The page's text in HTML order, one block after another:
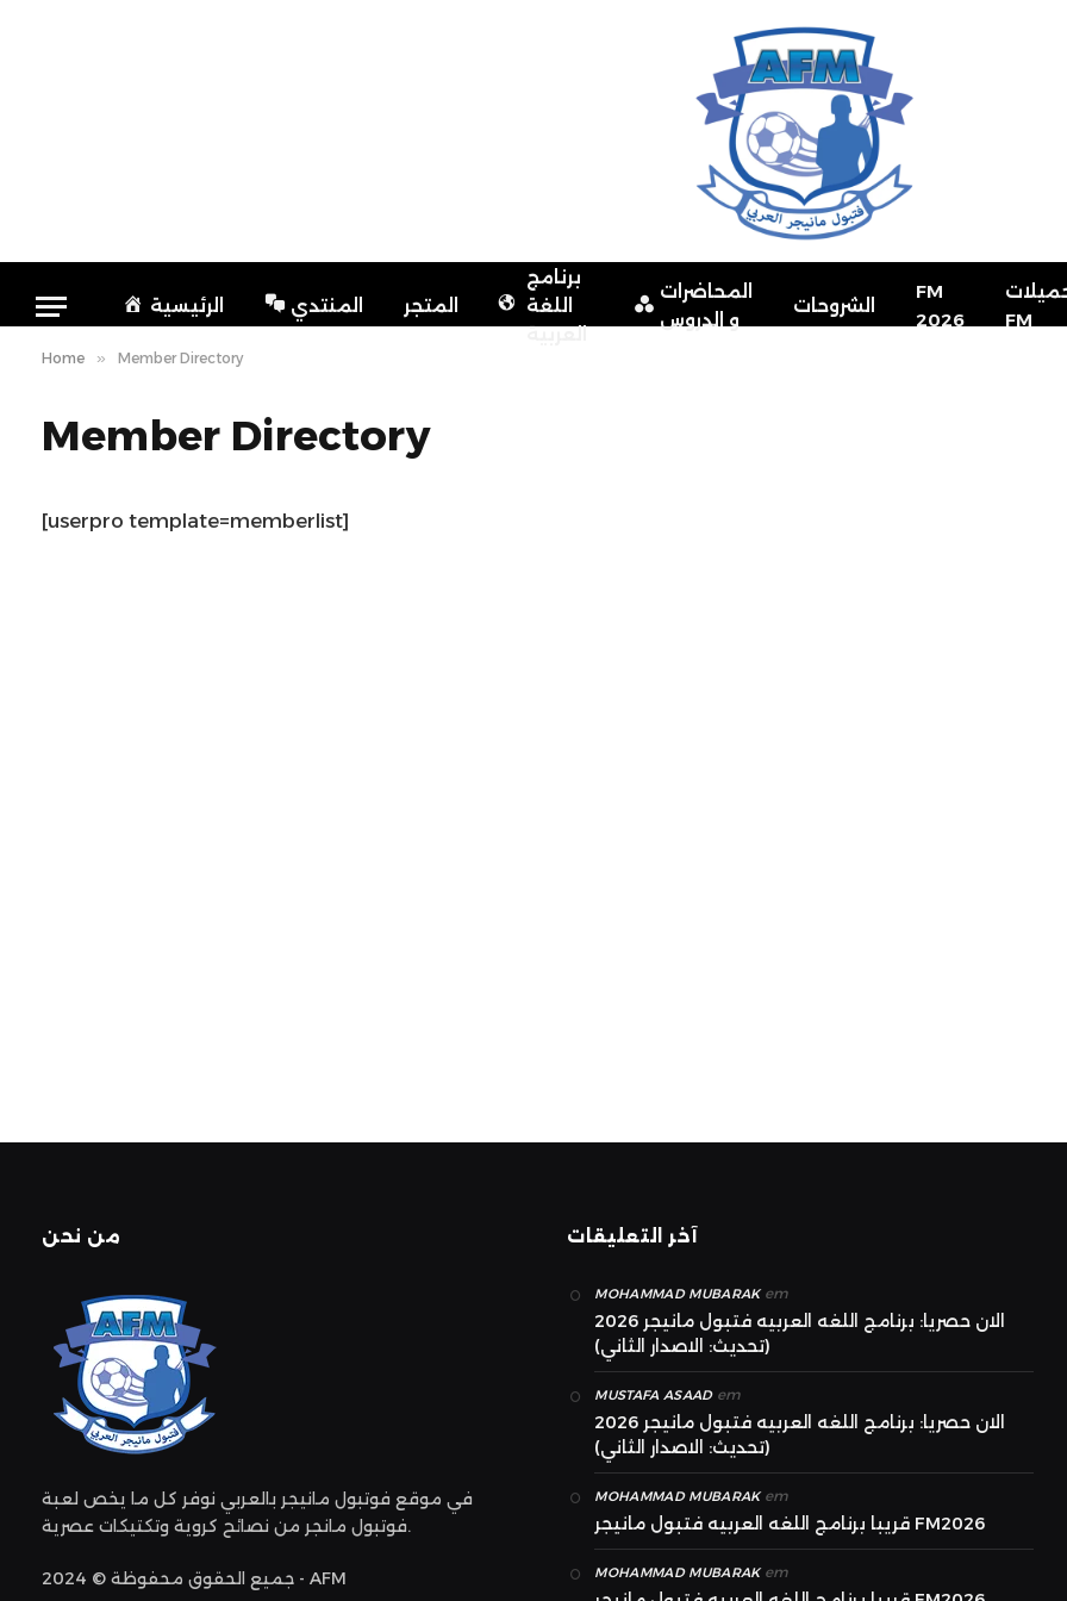
الرئيسية المنتدي المتجر
برنامج
اللغة
العربية
المحاضرات
و الدروس
الشروحات
FM
2026
FM
Home » Member Directory
Member Directory
[userpro template=memberlist]
من نحن
في موقع فوتبول مانيجر بالعربي نوفر كل ما يخص لعبة
فوتبول مانجر من نصائح كروية وتكتيكات عصرية.
جميع الحقوق محفوظة © 2024 - AFM
آخر التعليقات
MOHAMMAD MUBARAKem
الان حصريا: برنامج اللغه العربيه فتبول مانيجر 2026
(تحديث: الاصدار الثاني)
MUSTAFA ASAADem
الان حصريا: برنامج اللغه العربيه فتبول مانيجر 2026
(تحديث: الاصدار الثاني)
MOHAMMAD MUBARAKem
قريبا برنامج اللغه العربيه فتبول مانيجر FM2026
MOHAMMAD MUBARAKem